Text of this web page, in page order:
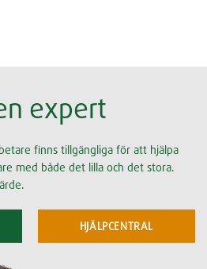
expert
finns tillgängliga för att hjälpa
med både det lilla och det stora.
HJÄLPCENTRAL